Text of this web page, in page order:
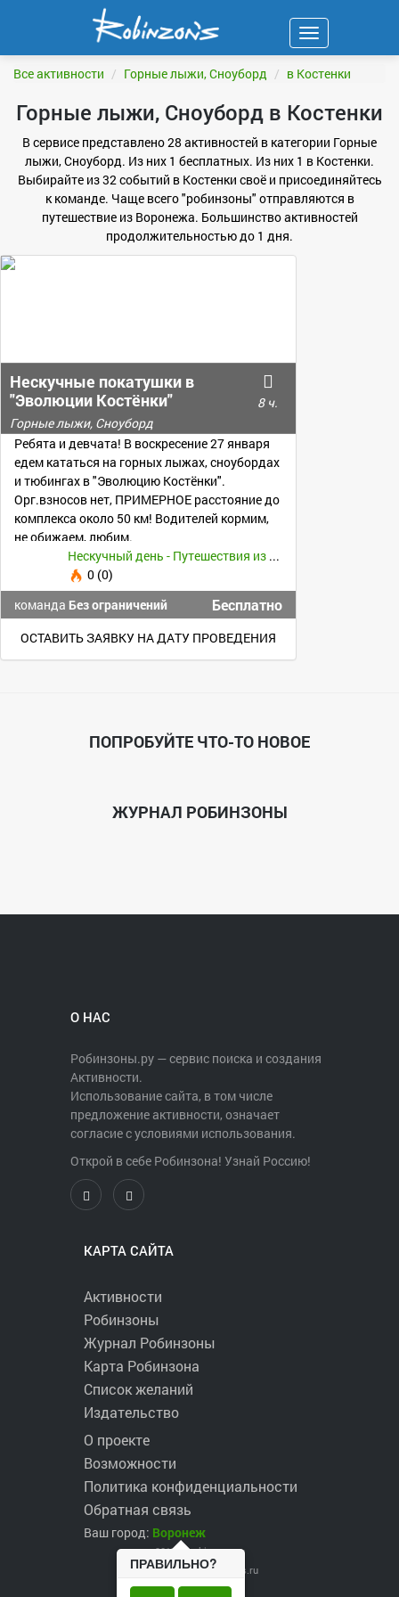
Навигация
Все активности Горные лыжи, Сноуборд в Костенки
Горные лыжи, Сноуборд в Костенки
В сервисе представлено 28 активностей в категории Горные
лыжи, Сноуборд. Из них 1 бесплатных. Из них 1 в Костенки.
Выбирайте из 32 событий в Костенки своё и присоединяйтесь
к команде. Чаще всего "робинзоны" отправляются в
путешествие из Воронежа. Большинство активностей
продолжительностью до 1 дня.
Нескучные покатушки в
"Эволюции Костёнки"
8 ч.
Горные лыжи, Сноуборд
Ребята и девчата! В воскресение 27 января
едем кататься на горных лыжах, сноубордах
и тюбингах в "Эволюцию Костёнки".
Орг.взносов нет, ПРИМЕРНОЕ расстояние до
комплекса около 50 км! Водителей кормим,
не обижаем, любим.
Нескучный день - Путешествия из Воронежа -
0 (0)
команда Без ограничений Бесплатно
ОСТАВИТЬ ЗАЯВКУ НА ДАТУ ПРОВЕДЕНИЯ
ПОПРОБУЙТЕ ЧТО-ТО НОВОЕ
ЖУРНАЛ РОБИНЗОНЫ
О НАС
Робинзоны.ру — сервис поиска и создания
Активности.
Использование сайта, в том числе
предложение активности, означает
согласие с условиями использования.
Открой в себе Робинзона! Узнай Россию!
КАРТА САЙТА
Активности
Робинзоны
Журнал Робинзоны
Карта Робинзона
Список желаний
Издательство
О проекте
Возможности
Политика конфиденциальности
Обратная связь
Ваш город: Воронеж
ПРАВИЛЬНО?
2017 ©robinzons.ru
robinzons@robinzons.ru